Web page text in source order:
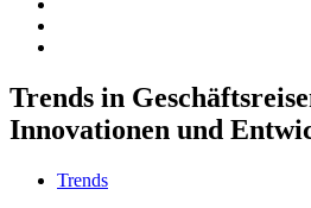
Trends in
Innovationen und
Trends